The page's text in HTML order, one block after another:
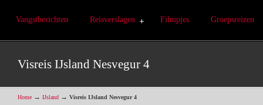
Vangstberichten Reisverslagen Filmpjes Groepsreizen
Visreis IJsland Nesvegur 4
Home → IJsland → Visreis IJsland Nesvegur 4